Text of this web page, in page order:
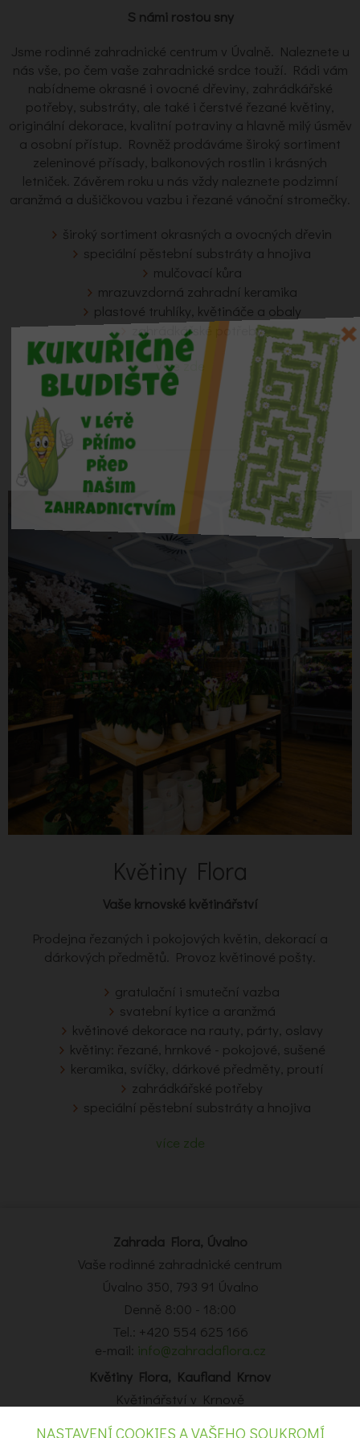
S námi rostou sny
Jsme rodinné zahradnické centrum v Úvalně. Naleznete u
nás vše, po čem vaše zahradnické srdce touží. Rádi vám
nabídneme okrasné i ovocné dřeviny, zahrádkářské
potřeby, substráty, ale také i čerstvé řezané květiny,
originální dekorace, kvalitní potraviny a hlavně milý úsměv
a osobní přístup. Rovněž prodáváme široký sortiment
zeleninové přísady, balkonových rostlin i krásných
letniček. Závěrem roku u nás vždy naleznete podzimní
aranžmá a dušičkovou vazbu i řezané vánoční stromečky.
široký sortiment okrasných a ovocných dřevin
speciální pěstební substráty a hnojiva
mulčovací kůra
mrazuvzdorná zahradní keramika
plastové truhlíky, květináče a obaly
zahrádkářské potřeby
více zde
Květiny Flora
Vaše krnovské květinářství
Prodejna řezaných i pokojových květin, dekorací a
dárkových předmětů. Provoz květinové pošty.
gratulační i smuteční vazba
svatební kytice a aranžmá
květinové dekorace na rauty, párty, oslavy
květiny: řezané, hrnkové - pokojové, sušené
keramika, svíčky, dárkové předměty, proutí
zahrádkářské potřeby
speciální pěstební substráty a hnojiva
více zde
Zahrada Flora, Úvalno
Vaše rodinné zahradnické centrum
Úvalno 350, 793 91 Úvalno
Denně 8:00 - 18:00
Tel.: +420 554 625 166
e-mail: info@zahradaflora.cz
Květiny Flora, Kaufland Krnov
Květinářství v Krnově
Obchodní centrum Kaufland Krnov, Opavská 14, Krnov
NASTAVENÍ COOKIES A VAŠEHO SOUKROMÍ